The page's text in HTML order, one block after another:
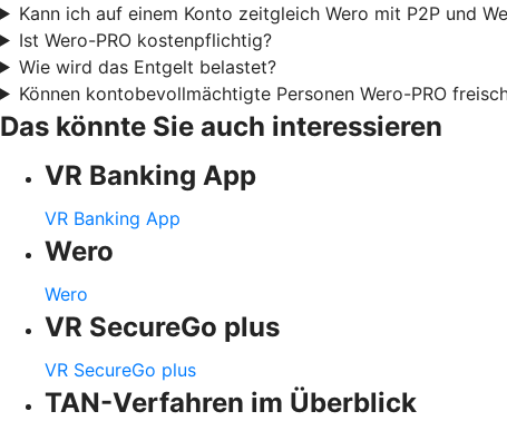
Kann ich auf einem Konto zeitgleich Wero mit P2P und
Ist Wero-PRO kostenpflichtig?
Wie wird das Entgelt belastet?
Können kontobevollmächtigte Personen Wero-PRO
Das könnte Sie auch interessieren
VR Banking App
VR Banking App
Wero
Wero
VR SecureGo plus
VR SecureGo plus
TAN-Verfahren im Überblick